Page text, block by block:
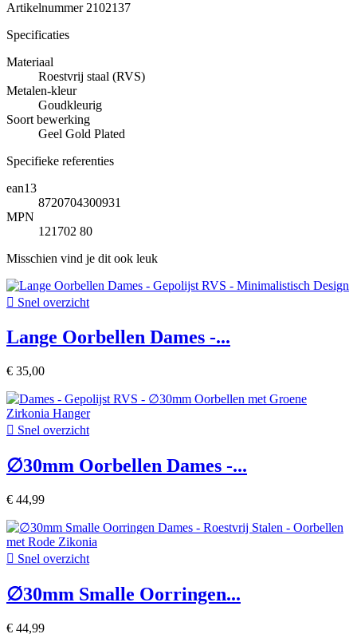
Artikelnummer2102137
Specificaties
Materiaal
Roestvrij staal (RVS)
Metalen-kleur
Goudkleurig
Soort bewerking
Geel Gold Plated
Specifieke referenties
ean13
8720704300931
MPN
121702 80
Misschien vind je dit ook leuk
 Snel overzicht
Lange Oorbellen Dames -...
€ 35,00
 Snel overzicht
∅30mm Oorbellen Dames -...
€ 44,99
 Snel overzicht
∅30mm Smalle Oorringen...
€ 44,99